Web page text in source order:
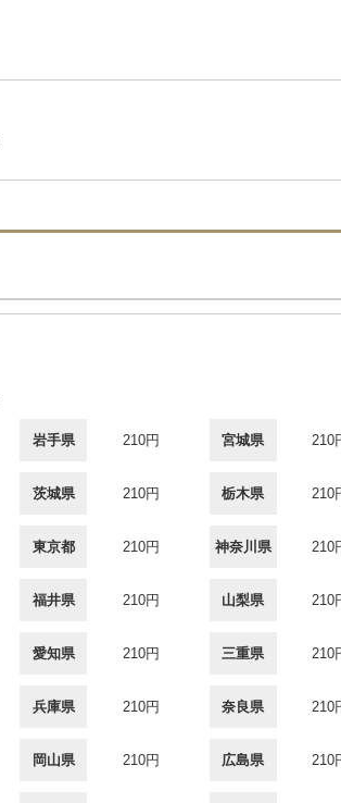
岩手県 210円 宮城県 210
茨城県 210円 栃木県 210
東京都 210円 神奈川県 210
福井県 210円 山梨県 210
愛知県 210円 三重県 210
兵庫県 210円 奈良県 210
岡山県 210円 広島県 210